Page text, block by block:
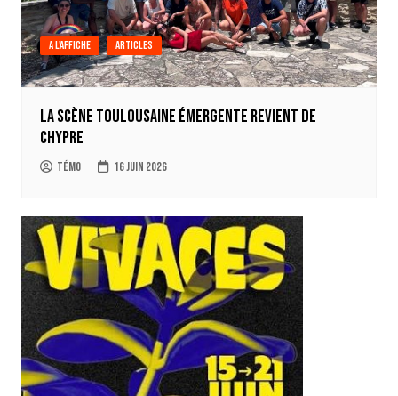
A l'affiche Articles
La scène Toulousaine émergente revient de
Chypre
Témo 16 juin 2026